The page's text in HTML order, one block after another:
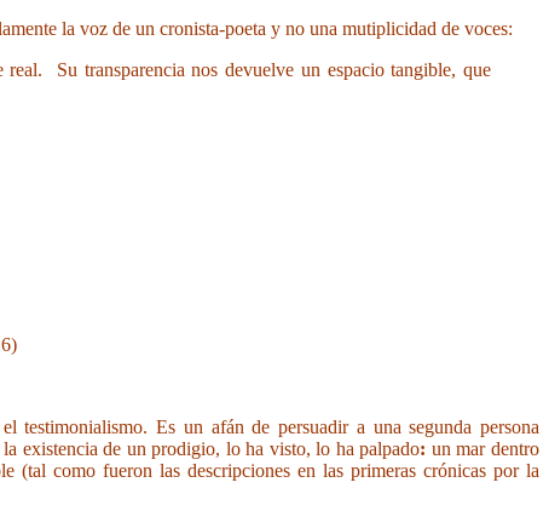
la voz de un cronista-poeta y no una mutiplicidad de voces:
Su transparencia nos devuelve un espacio tangible, que
el testimonialismo. Es un afán de persuadir a una segunda persona
existencia de un prodigio, lo ha visto, lo ha palpado: un mar dentro
(tal como fueron las descripciones en las primeras crónicas por la